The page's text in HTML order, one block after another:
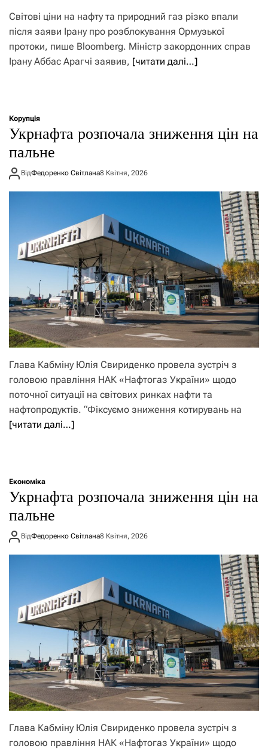
Світові ціни на нафту та природний газ різко впали
після заяви Ірану про розблокування Ормузької
протоки, пише Bloomberg. Міністр закордонних справ
Ірану Аббас Арагчі заявив, [читати далі…]
Корупція
Укрнафта розпочала зниження цін на
пальне
ВідФедоренко Світлана8 Квітня, 2026
Глава Кабміну Юлія Свириденко провела зустріч з
головою правління НАК «Нафтогаз України» щодо
поточної ситуації на світових ринках нафти та
нафтопродуктів. “Фіксуємо зниження котирувань на
[читати далі…]
Економіка
Укрнафта розпочала зниження цін на
пальне
ВідФедоренко Світлана8 Квітня, 2026
Глава Кабміну Юлія Свириденко провела зустріч з
головою правління НАК «Нафтогаз України» щодо